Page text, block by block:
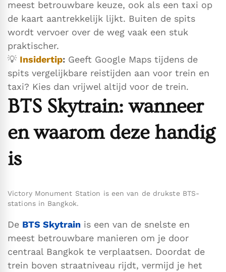
meest betrouwbare keuze, ook als een taxi op
de kaart aantrekkelijk lijkt. Buiten de spits
wordt vervoer over de weg vaak een stuk
praktischer.
💡 Insidertip: Geeft Google Maps tijdens de
spits vergelijkbare reistijden aan voor trein en
taxi? Kies dan vrijwel altijd voor de trein.
BTS Skytrain: wanneer
en waarom deze handig
is
Victory Monument Station is een van de drukste BTS-
stations in Bangkok.
De BTS Skytrain is een van de snelste en
meest betrouwbare manieren om je door
centraal Bangkok te verplaatsen. Doordat de
trein boven straatniveau rijdt, vermijd je het